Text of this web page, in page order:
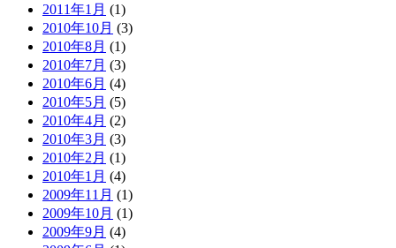
2011年1月 (1)
2010年10月 (3)
2010年8月 (1)
2010年7月 (3)
2010年6月 (4)
2010年5月 (5)
2010年4月 (2)
2010年3月 (3)
2010年2月 (1)
2010年1月 (4)
2009年11月 (1)
2009年10月 (1)
2009年9月 (4)